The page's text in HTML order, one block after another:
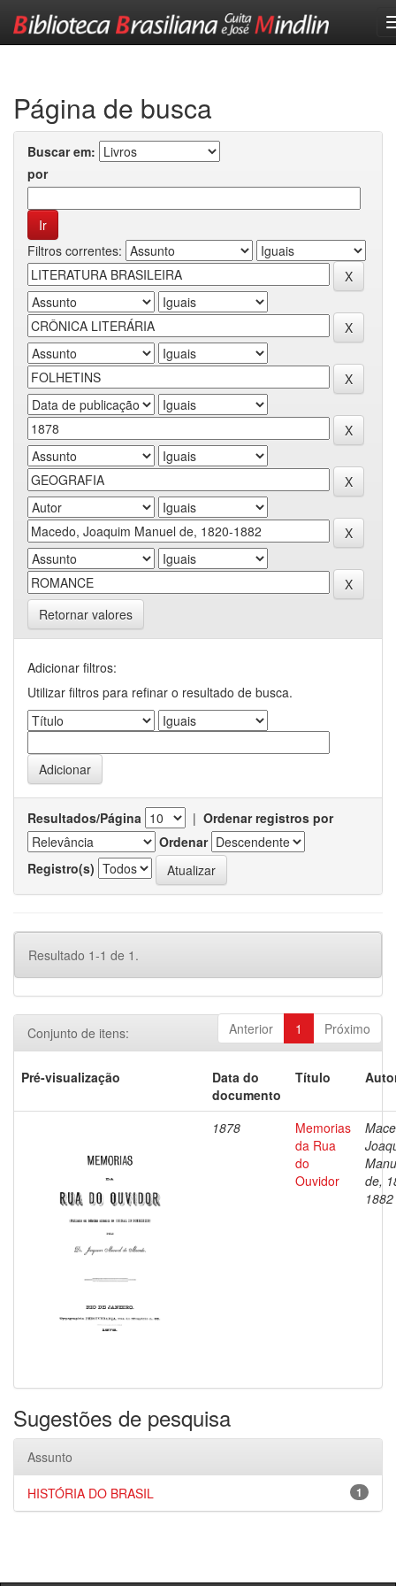
Página de busca
Buscar em:
por
Filtros correntes:
Retornar valores
Adicionar filtros:
Utilizar filtros para refinar o resultado de busca.
Resultados/Página | Ordenar registros por
Ordenar
Registro(s)
Resultado 1-1 de 1.
Anterior 1 Próximo
Conjunto de itens:
Pré-visualização
Data do
documento
Título
1878
Memorias
da Rua
do
Ouvidor
de,
1882
Sugestões de pesquisa
Assunto
1
HISTÓRIA DO BRASIL